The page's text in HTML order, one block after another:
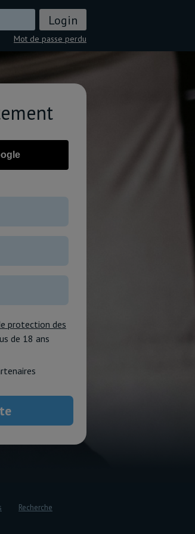
Mot de passe perdu
protection des
de 18 ans
Recherche